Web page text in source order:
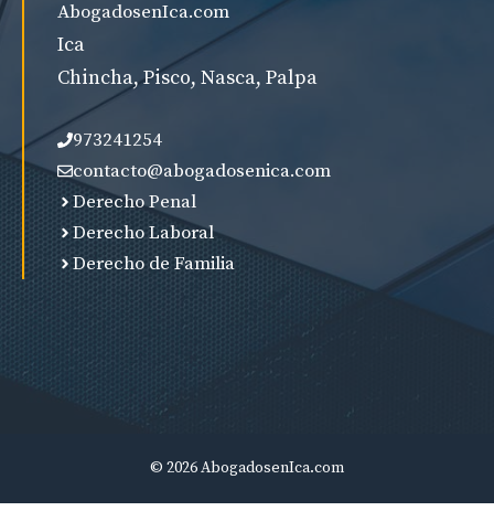
AbogadosenIca.com
Ica
Chincha, Pisco, Nasca, Palpa
973241254
contacto@abogadosenica.com
Derecho Penal
Derecho Laboral
Derecho de Familia
© 2026 AbogadosenIca.com